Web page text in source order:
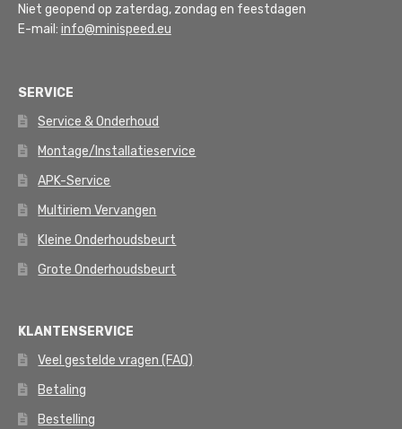
Niet geopend op zaterdag, zondag en feestdagen
E-mail: info@minispeed.eu
SERVICE
Service & Onderhoud
Montage/Installatieservice
APK-Service
Multiriem Vervangen
Kleine Onderhoudsbeurt
Grote Onderhoudsbeurt
KLANTENSERVICE
Veel gestelde vragen (FAQ)
Betaling
Bestelling